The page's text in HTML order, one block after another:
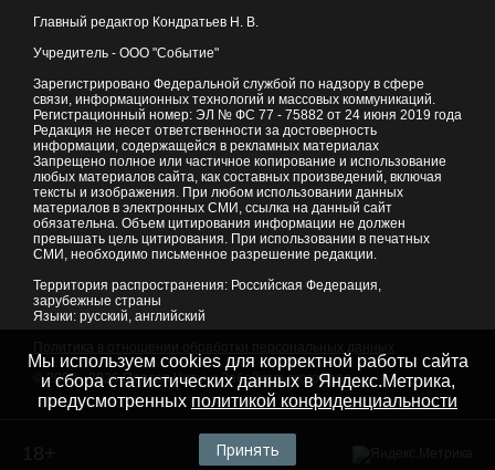
Главный редактор Кондратьев Н. В.
Учредитель - ООО "Событие"
Зарегистрировано Федеральной службой по надзору в сфере
связи, информационных технологий и массовых коммуникаций.
Регистрационный номер: ЭЛ № ФС 77 - 75882 от 24 июня 2019 года
Редакция не несет ответственности за достоверность
информации, содержащейся в рекламных материалах
Запрещено полное или частичное копирование и использование
любых материалов сайта, как составных произведений, включая
тексты и изображения. При любом использовании данных
материалов в электронных СМИ, ссылка на данный сайт
обязательна. Объем цитирования информации не должен
превышать цель цитирования. При использовании в печатных
СМИ, необходимо письменное разрешение редакции.
Территория распространения: Российская Федерация,
зарубежные страны
Языки: русский, английский
© 2007 - 2026Портал Читы и Забайкальского края
Мы используем cookies для корректной работы сайта
и сбора статистических данных в Яндекс.Метрика,
предусмотренных политикой конфиденциальности
Принять